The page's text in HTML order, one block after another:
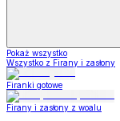
Pokaż wszystko
Wszystko z Firany i zasłony
Firanki gotowe
Firany i zasłony z woalu